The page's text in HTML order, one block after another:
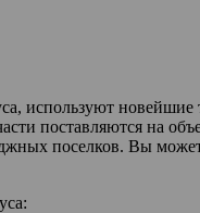
используют
поставляются на
поселков. Вы